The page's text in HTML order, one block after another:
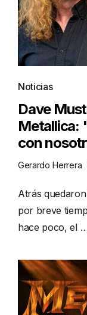
Noticias
Dave
Metallica:
con
Gerardo Herrera
Atrás
por breve
hace poco, el